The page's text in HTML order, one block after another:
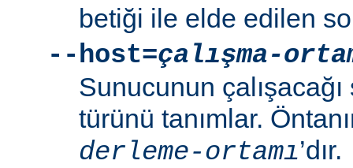
betiği ile elde edilen
--host=çalışma-
Sunucunun
türünü tanımlar.
derleme-ortamı’dır.